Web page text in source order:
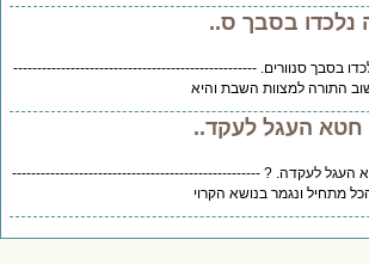
בסבך ס..
בסבך סנוורים. ---------------------------------------------------
למצוות השבת והיא
העגל לעקד..
לעקדה. ? ----------------------------------------------------
ונגמר בנושא הקרוי